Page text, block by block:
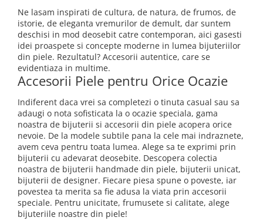
Ne lasam inspirati de cultura, de natura, de frumos, de
istorie, de eleganta vremurilor de demult, dar suntem
deschisi in mod deosebit catre contemporan, aici gasesti
idei proaspete si concepte moderne in lumea bijuteriilor
din piele. Rezultatul? Accesorii autentice, care se
evidentiaza in multime.
Accesorii Piele pentru Orice Ocazie
Indiferent daca vrei sa completezi o tinuta casual sau sa
adaugi o nota sofisticata la o ocazie speciala, gama
noastra de bijuterii si accesorii din piele acopera orice
nevoie. De la modele subtile pana la cele mai indraznete,
avem ceva pentru toata lumea. Alege sa te exprimi prin
bijuterii cu adevarat deosebite. Descopera colectia
noastra de bijuterii handmade din piele, bijuterii unicat,
bijuterii de designer. Fiecare piesa spune o poveste, iar
povestea ta merita sa fie adusa la viata prin accesorii
speciale. Pentru unicitate, frumusete si calitate, alege
bijuteriile noastre din piele!